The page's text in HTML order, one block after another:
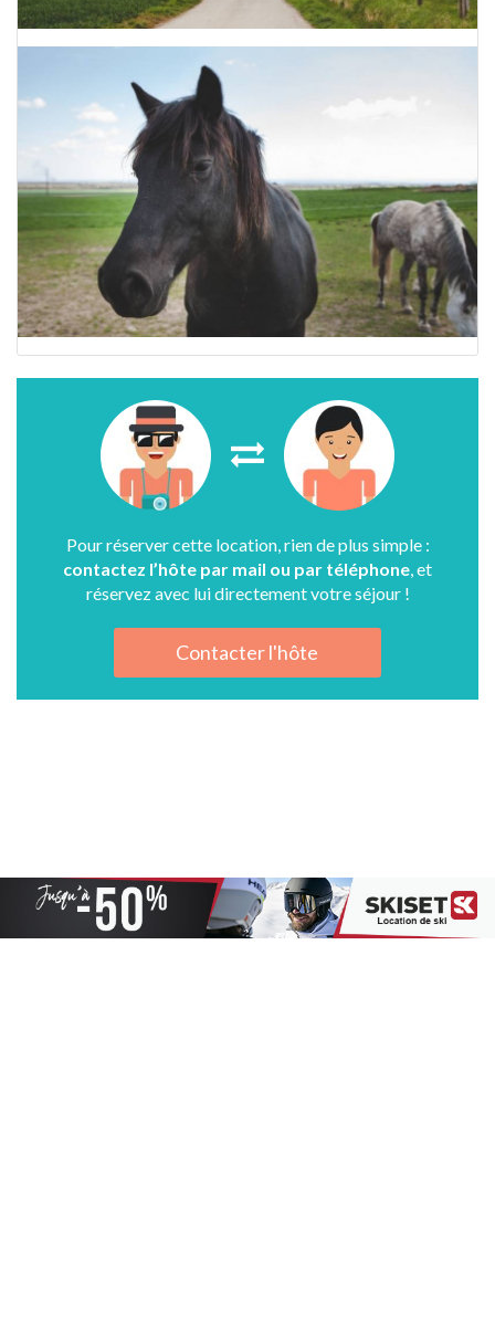
Pour réserver cette location, rien de plus simple :
contactez l’hôte par mail ou par téléphone, et
réservez avec lui directement votre séjour !
Contacter l'hôte